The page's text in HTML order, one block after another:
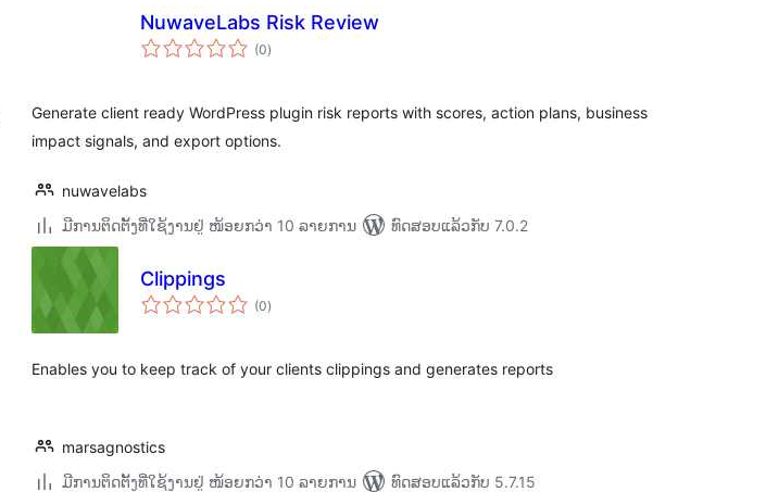
NuwaveLabs Risk Review
(0ຄະແນນ
ທັງໝົດ
)
Generate client ready WordPress plugin risk reports with scores, action plans, business
impact signals, and export options.
nuwavelabs
ມີການຕິດຕັ້ງທີ່ໃຊ້ງານຢູ່ ໜ້ອຍກວ່າ 10 ລາຍການ
ທົດສອບແລ້ວກັບ 7.0.2
Clippings
(0ຄະແນນ
ທັງໝົດ
)
Enables you to keep track of your clients clippings and generates reports
marsagnostics
ມີການຕິດຕັ້ງທີ່ໃຊ້ງານຢູ່ ໜ້ອຍກວ່າ 10 ລາຍການ
ທົດສອບແລ້ວກັບ 5.7.15